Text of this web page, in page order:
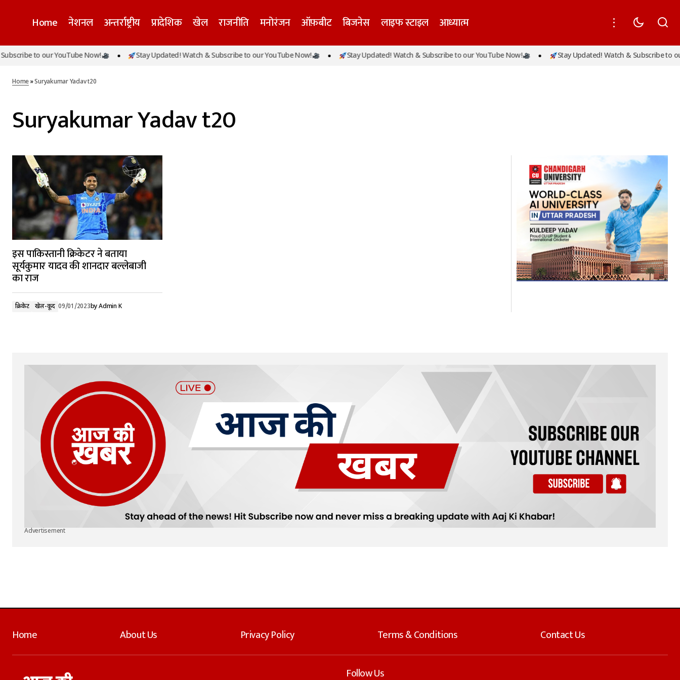
Home नेशनल अन्तर्राष्ट्रीय प्रादेशिक खेल राजनीति मनोरंजन ऑफ़बीट बिजनेस लाइफ स्टाइल आध्यात्म
to our YouTube Now! Stay Updated! Watch & Subscribe to our YouTube Now! Stay Updated! Watch & Subscribe to our YouTube Now! Stay Updated! Watch & Subscribe to our
Home»Suryakumar Yadav t20
Suryakumar Yadav t20
इस पाकिस्तानी क्रिकेटर ने बताया
सूर्यकुमार यादव की शानदार बल्लेबाजी
का राज
क्रिकेट खेल-कूद 09/01/2023byAdmin K
Advertisement
Home About Us Privacy Policy Terms & Conditions Contact Us
Follow Us